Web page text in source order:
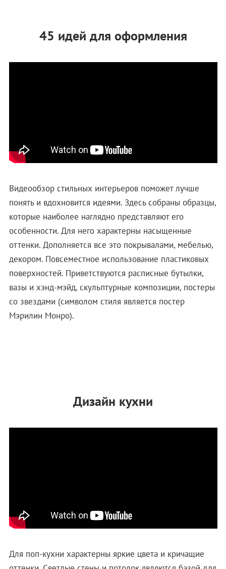
45 идей для оформления
Видеообзор стильных интерьеров поможет лучше
понять и вдохновится идеями. Здесь собраны образцы,
которые наиболее наглядно представляют его
особенности. Для него характерны насыщенные
оттенки. Дополняется все это покрывалами, мебелью,
декором. Повсеместное использование пластиковых
поверхностей. Приветствуются расписные бутылки,
вазы и хэнд-мэйд, скульптурные композиции, постеры
со звездами (символом стиля является постер
Мэрилин Монро).
Дизайн кухни
Для поп-кухни характерны яркие цвета и кричащие